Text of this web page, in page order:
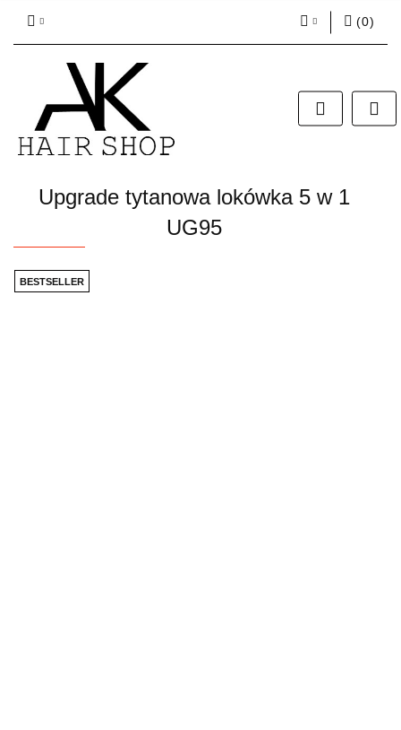
Zarejestruj się
Dodaj zgłoszenie
(0)
Upgrade tytanowa lokówka 5 w 1
UG95
BESTSELLER